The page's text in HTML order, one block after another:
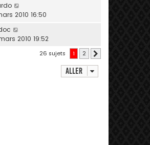
2010 16:50
2010 19:52
26 sujets 1 2
Aller